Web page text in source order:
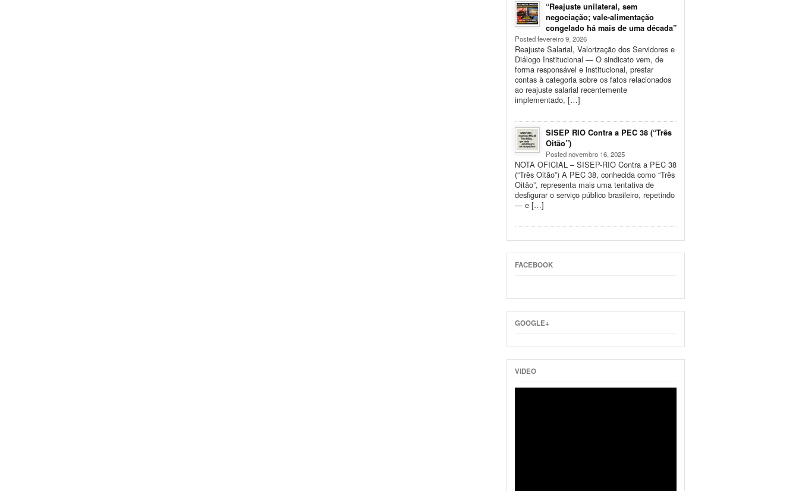
“Reajuste unilateral, sem
negociação; vale-alimentação
congelado há mais de uma década”
Posted fevereiro 9, 2026
Reajuste Salarial, Valorização dos Servidores e
Diálogo Institucional — O sindicato vem, de
forma responsável e institucional, prestar
contas à categoria sobre os fatos relacionados
ao reajuste salarial recentemente
implementado, […]
SISEP RIO Contra a PEC 38 (“Três
Oitão”)
Posted novembro 16, 2025
NOTA OFICIAL – SISEP-RIO Contra a PEC 38
(“Três Oitão”) A PEC 38, conhecida como “Três
Oitão”, representa mais uma tentativa de
desfigurar o serviço público brasileiro, repetindo
— e […]
FACEBOOK
GOOGLE+
VIDEO